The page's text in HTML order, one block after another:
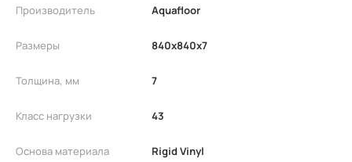
Производитель Aquafloor
Размеры 840x840x7
Толщина, мм 7
Класс нагрузки 43
Основа материала Rigid Vinyl